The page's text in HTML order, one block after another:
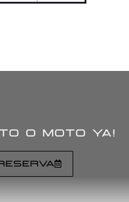
O MOTO YA!